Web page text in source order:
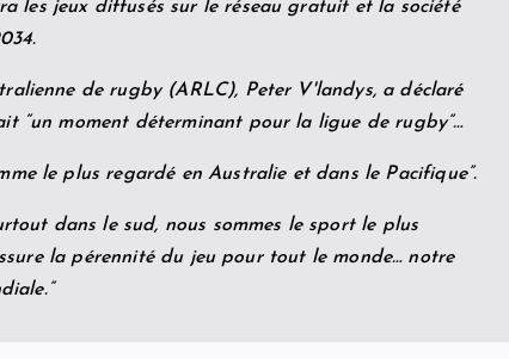
les jeux diffusés sur le réseau gratuit et la société
de rugby (ARLC), Peter V'landys, a déclaré
“un moment déterminant pour la ligue de rugby”…
le plus regardé en Australie et dans le Pacifique”.
dans le sud, nous sommes le sport le plus
la pérennité du jeu pour tout le monde… notre